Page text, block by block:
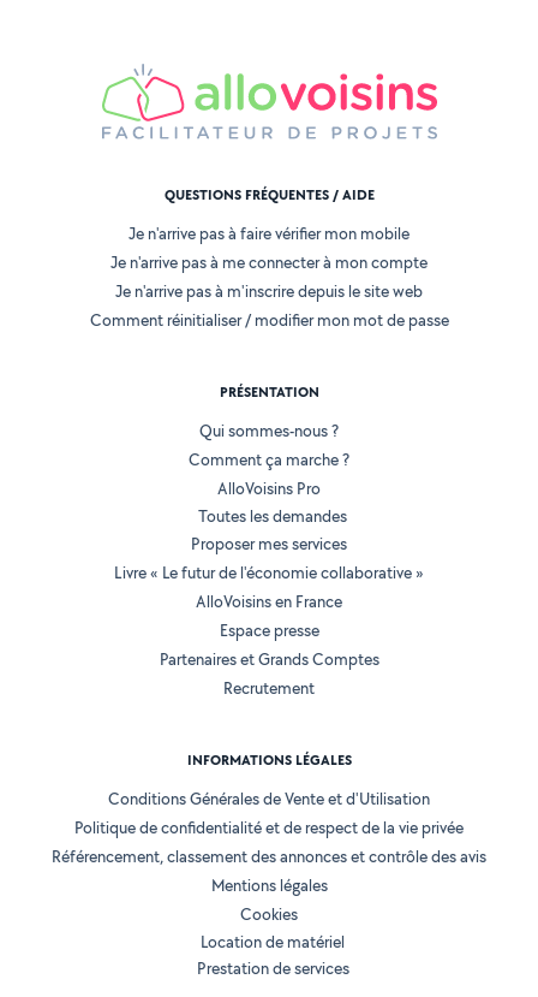
QUESTIONS FRÉQUENTES / AIDE
Je n'arrive pas à faire vérifier mon mobile
Je n'arrive pas à me connecter à mon compte
Je n'arrive pas à m'inscrire depuis le site web
Comment réinitialiser / modifier mon mot de passe
PRÉSENTATION
Qui sommes-nous ?
Comment ça marche ?
AlloVoisins Pro
Toutes les demandes
Proposer mes services
Livre « Le futur de l'économie collaborative »
AlloVoisins en France
Espace presse
Partenaires et Grands Comptes
Recrutement
INFORMATIONS LÉGALES
Conditions Générales de Vente et d'Utilisation
Politique de confidentialité et de respect de la vie privée
Référencement, classement des annonces et contrôle des avis
Mentions légales
Cookies
Location de matériel
Prestation de services